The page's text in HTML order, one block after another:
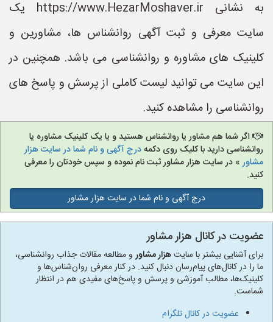
به نشانی https://www.HezarMoshaver.ir یک
سایت معرفی و ثبت آگهی روانشناس ها، مشاورین و
کلینیک های مشاوره و روانشناسی می باشد. همچنین در
این سایت می توانید لیست کاملی از پرسش و پاسخ های
روانشناسی را مشاهده کنید.
اگر شما هم مشاور یا روانشناس هستید و یا یک کلینیک مشاوره یا
روانشناسی دارید با کلیک روی دکمهدرج آگهی و نام شما در سایت هزار
مشاور» در سایت هزار مشاور ثبت نام نموده و سپس خودتان را معرفی
کنید.
درج آگهی و نام شما در سایت هزار مشاور
عضویت در کانال هزار مشاور
برای آشنایی بیشتر با سایتهزار مشاورو مطالعه مقالات جذاب روانشناسی،
ما را در کانال‌های پیام‌رسان دنبال کنید. در کنار معرفی روان‌شناس‌ها و
کلینیک‌ها، مطالب آموزشی و پرسش و پاسخ‌های مفیدی هم در انتظار
شماست.
عضویت در کانال تلگرام